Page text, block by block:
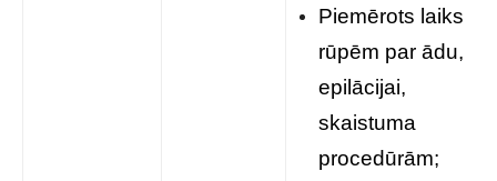
Piemērots laiks
rūpēm par ādu,
epilācijai,
skaistuma
procedūrām;